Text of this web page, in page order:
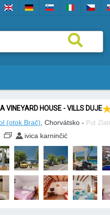
VINEYARD HOUSE - VILLS DUJE
(otok Brač) , Chorvátsko - Put
ivica karninčić